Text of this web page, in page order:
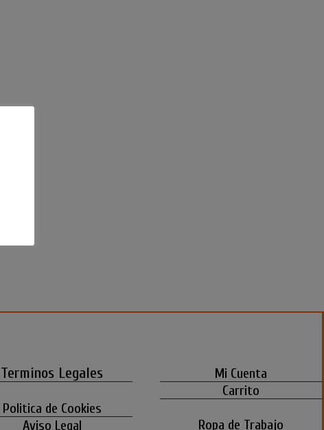
Terminos Legales
Politica de Cookies
Aviso Legal
Mi Cuenta
Carrito
Ropa de Trabajo